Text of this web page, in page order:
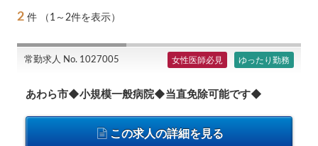
2 件 （1～2件を表示）
常勤求人 No. 1027005 女性医師必見 ゆったり勤務
あわら市◆小規模一般病院◆当直免除可能です◆
この求人の詳細を見る